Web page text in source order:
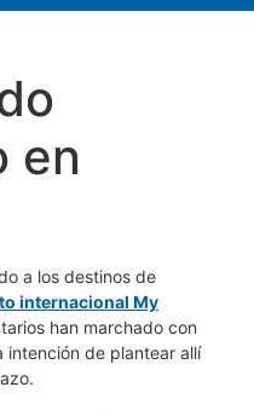
en
a los destinos de
internacional My
han marchado con
intención de plantear allí